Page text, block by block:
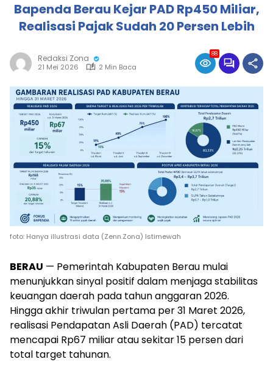
Bapenda Berau Kejar PAD Rp450 Miliar,
Realisasi Pajak Sudah 20 Persen Lebih
Redaksi Zona
21 Mei 2026 2 Min Baca
88
foto: Hanya illustrasi data (Zenn.Zona) Istimewah
BERAU — Pemerintah Kabupaten Berau mulai
menunjukkan sinyal positif dalam menjaga stabilitas
keuangan daerah pada tahun anggaran 2026.
Hingga akhir triwulan pertama per 31 Maret 2026,
realisasi Pendapatan Asli Daerah (PAD) tercatat
mencapai Rp67 miliar atau sekitar 15 persen dari
total target tahunan.